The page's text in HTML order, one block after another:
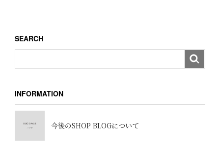
SEARCH
INFORMATION
今後のSHOP BLOGについて